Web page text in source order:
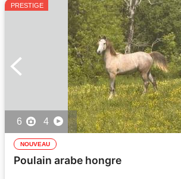
PRESTIGE
6 4
NOUVEAU
Poulain arabe hongre